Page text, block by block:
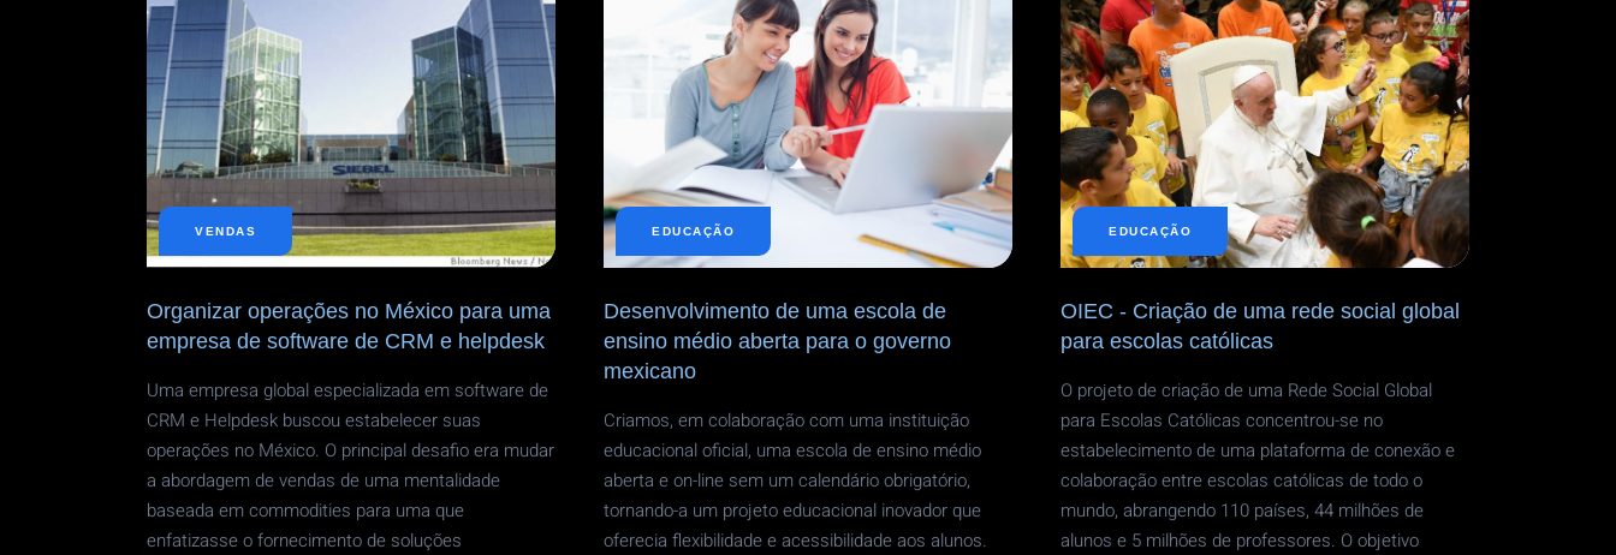
PARA
O
SUCESSO
NO
MERCADO
POR
MEIO
DE
CONTRATAÇÕES
ESTRATÉGICAS
E
EXECUÇÃO
DE
AÇÕES
VENDAS
Organizar operações no México para uma
empresa de software de CRM e helpdesk
Uma empresa global especializada em software de
CRM e Helpdesk buscou estabelecer suas
operações no México. O principal desafio era mudar
a abordagem de vendas de uma mentalidade
baseada em commodities para uma que
enfatizasse o fornecimento de soluções
EDUCAÇÃO
Desenvolvimento de uma escola de
ensino médio aberta para o governo
mexicano
Criamos, em colaboração com uma instituição
educacional oficial, uma escola de ensino médio
aberta e on-line sem um calendário obrigatório,
tornando-a um projeto educacional inovador que
oferecia flexibilidade e acessibilidade aos alunos.
EDUCAÇÃO
OIEC - Criação de uma rede social global
para escolas católicas
O projeto de criação de uma Rede Social Global
para Escolas Católicas concentrou-se no
estabelecimento de uma plataforma de conexão e
colaboração entre escolas católicas de todo o
mundo, abrangendo 110 países, 44 milhões de
alunos e 5 milhões de professores. O objetivo